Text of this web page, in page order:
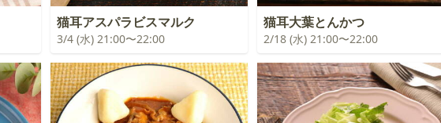
猫耳アスパラビスマルク
3/4 (水) 21:00〜22:00
猫耳大葉とんかつ
2/18 (水) 21:00〜22:00